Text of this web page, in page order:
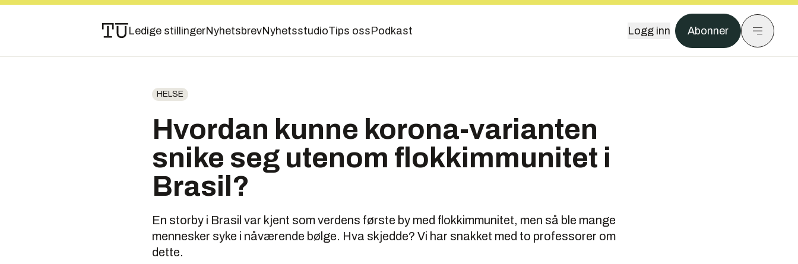
Ledige stillingerNyhetsbrevNyhetsstudioTips oss Podkast Logg inn Abonner
HELSE
Hvordan kunne korona-varianten
snike seg utenom flokkimmunitet i
Brasil?
En storby i Brasil var kjent som verdens første by med flokkimmunitet, men så ble mange
mennesker syke i nåværende bølge. Hva skjedde? Vi har snakket med to professorer om
dette.